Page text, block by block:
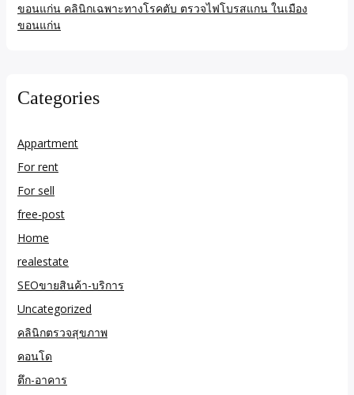
ขอนแก่น คลินิกเฉพาะทางโรคตับ ตรวจไฟโบรสแกน ในเมือง
ขอนแก่น
Categories
Appartment
For rent
For sell
free-post
Home
realestate
SEOขายสินค้า-บริการ
Uncategorized
คลินิกตรวจสุขภาพ
คอนโด
ตึก-อาคาร